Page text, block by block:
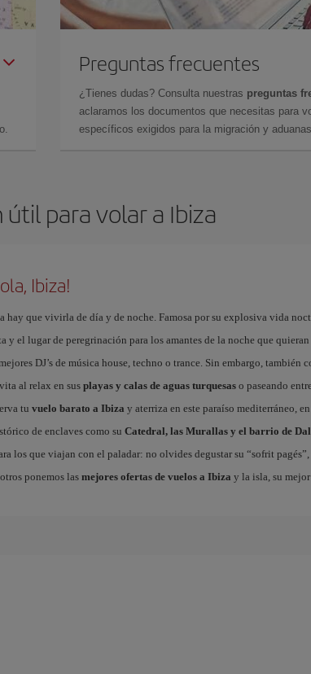
Preguntas frecuentes
¿Tienes dudas? Consulta nuestras preguntas
aclaramos los documentos que necesitas para
específicos exigidos para la migración y
para volar a Ibiza
Ibiza!
hay que vivirla de día y de noche. Famosa por su explosiva vida
y el lugar de peregrinación para los amantes de la noche que
DJ’s de música house, techno o trance. Sin embargo, también
al relax en sus playas y calas de aguas turquesaso paseando
tu vuelo barato a Ibiza y aterriza en este paraíso mediterráneo,
de enclaves como su Catedral, las Murallas y el barrio de
los que viajan con el paladar: no olvides degustar su “sofrit
ponemos lasmejores ofertas de vuelos a Ibiza y la isla, su mejor